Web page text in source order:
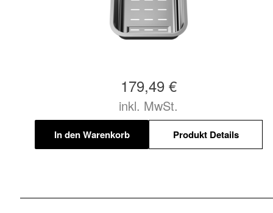
179,49 €
inkl. MwSt.
In den Warenkorb Produkt Details